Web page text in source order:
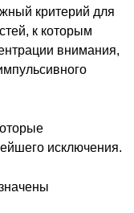
критерий для
к которым
внимания,
исключения.